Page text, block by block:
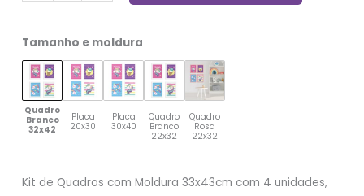
Tamanho e moldura
Quadro
Branco
32x42
Placa
20x30
Placa
30x40
Quadro
Branco
22x32
Quadro
Rosa
22x32
Kit de Quadros com Moldura 33x43cm com 4 unidades,